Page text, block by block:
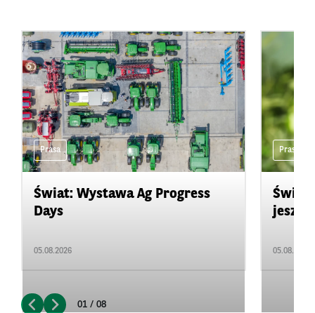
Prasa
Świat: Wystawa Ag Progress
Days
05.08.2026
Prasa
Świat:
05.08.2026
01 / 08